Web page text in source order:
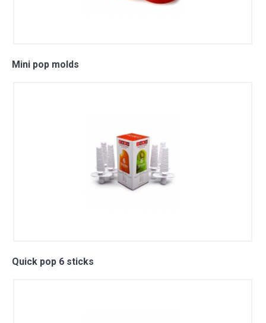
Mini pop molds
Quick pop 6 sticks